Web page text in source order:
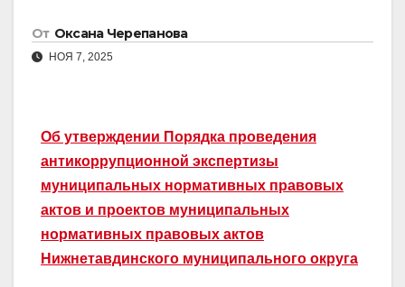
От Оксана Черепанова
НОЯ 7, 2025
Об утверждении Порядка проведения
антикоррупционной экспертизы
муниципальных нормативных правовых
актов и проектов муниципальных
нормативных правовых актов
Нижнетавдинского муниципального округа